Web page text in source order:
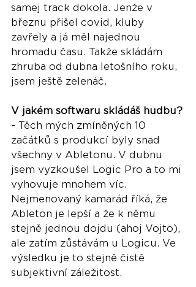
samej track dokola. Jenže v
březnu přišel covid, kluby
zavřely a já měl najednou
hromadu času. Takže skládám
zhruba od dubna letošního roku,
jsem ještě zelenáč.
V jakém softwaru skládáš hudbu?
- Těch mých zmíněných 10
začátků s produkcí byly snad
všechny v Abletonu. V dubnu
jsem vyzkoušel Logic Pro a to mi
vyhovuje mnohem víc.
Nejmenovaný kamarád říká, že
Ableton je lepší a že k němu
stejně jednou dojdu (ahoj Vojto),
ale zatím zůstávám u Logicu. Ve
výsledku je to stejně čistě
subjektivní záležitost.